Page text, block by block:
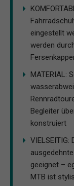
eingestellt
werden
MATERIAL:
Begleiter
konstruiert
geeignet –
MTB ist